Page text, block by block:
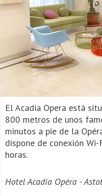
El Acadia Opera está
800 metros de unos
minutos a pie de la
dispone de conexión
horas.
Hotel Acadia Opéra -